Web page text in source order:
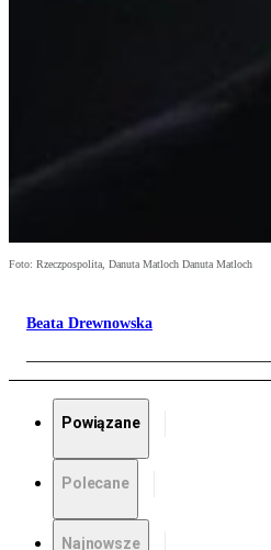
Foto: Rzeczpospolita, Danuta Matloch Danuta Matloch
Beata Drewnowska
Powiązane
Polecane
Najnowsze